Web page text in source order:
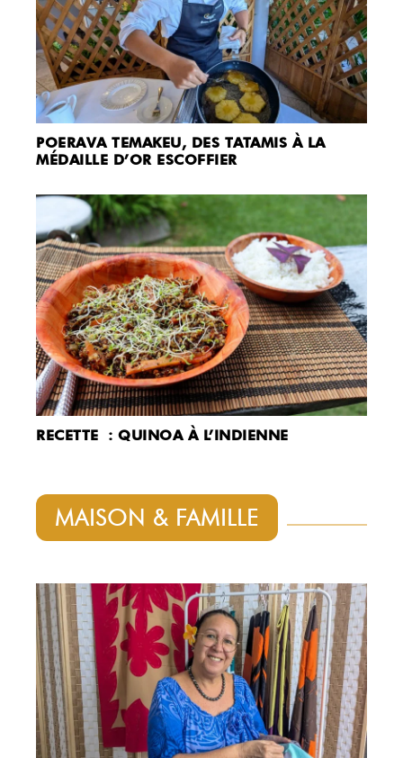
POERAVA TEMAKEU, DES TATAMIS À LA
MÉDAILLE D’OR ESCOFFIER
RECETTE : QUINOA À L’INDIENNE
MAISON & FAMILLE